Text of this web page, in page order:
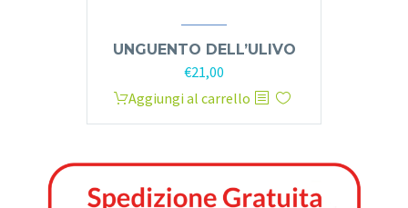
UNGUENTO DELL’ULIVO
€21,00
Aggiungi al carrello